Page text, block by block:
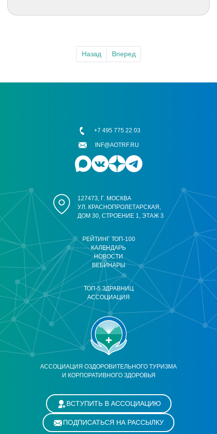
Назад Вперед
АССОЦИАЦИЯ ОЗДОРОВИТЕЛЬНОГО ТУРИЗМА
И КОРПОРАТИВНОГО ЗДОРОВЬЯ
РЕЙТИНГ ТОП-100
КАЛЕНДАРЬ
НОВОСТИ
ВЕБИНАРЫ
ТОП-5 ЗДРАВНИЦ
АССОЦИАЦИЯ
127473, Г. МОСКВА
УЛ. КРАСНОПРОЛЕТАРСКАЯ,
ДОМ 30, СТРОЕНИЕ 1, ЭТАЖ 3
+7 495 775 22 03
INF@AOTRF.RU
ВСТУПИТЬ В АССОЦИАЦИЮ
ПОДПИСАТЬСЯ НА РАССЫЛКУ